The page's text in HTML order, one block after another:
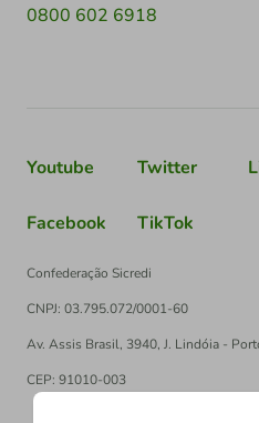
0800 602 6918
Youtube Twitter
Facebook TikTok
Confederação Sicredi
CNPJ: 03.795.072/0001-60
Av. Assis Brasil, 3940, J. Lindóia -
CEP: 91010-003